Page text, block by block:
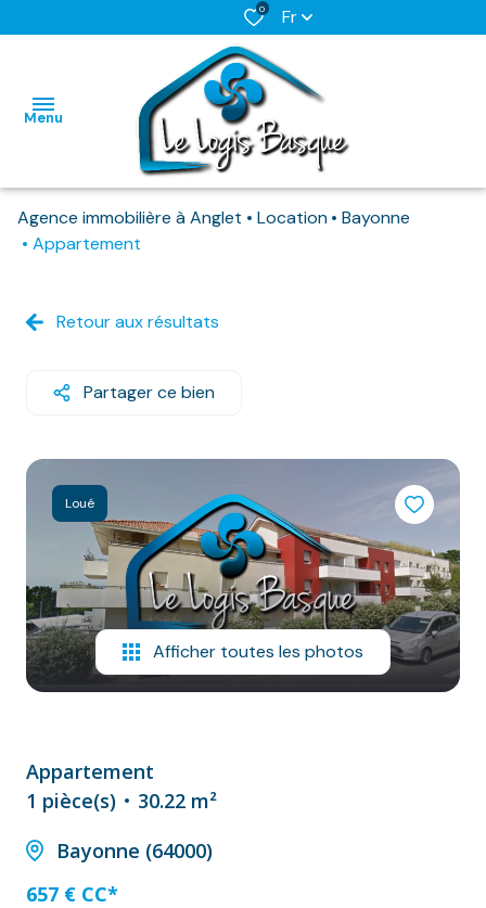
0 Fr
Menu
L'AGENCE
DISPONIBLES
PRO
BIENS
LOUES
PRO
NOS
VILLES
DOSSIER DE
CANDIDATURE
NOS
PRESTATIONS
Agence immobilière à Anglet Location
Bayonne
Appartement
Retour aux résultats
Partager ce bien
Loué
Afficher toutes les photos
Appartement
1 pièce(s)
30.22 m²
Bayonne (64000)
657 € CC*